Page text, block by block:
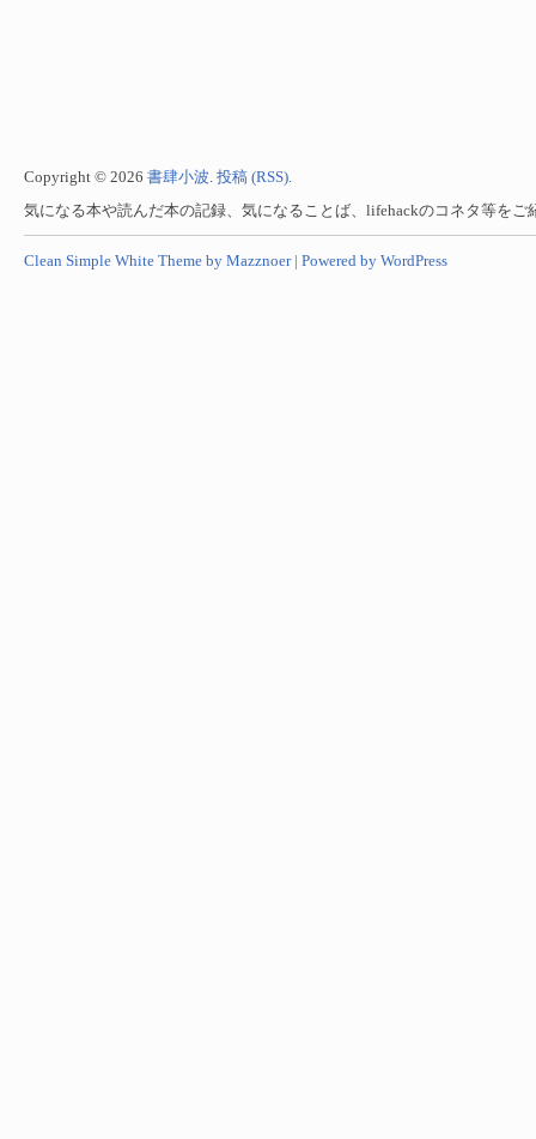
Copyright © 2026 書肆小波. 投稿 (RSS).
気になる本や読んだ本の記録、気になることば、lifehackのコネタ等をご
Clean Simple White Theme by Mazznoer | Powered by WordPress